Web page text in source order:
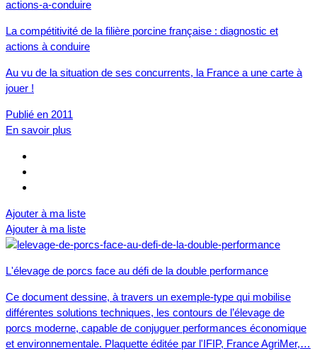
La compétitivité de la filière porcine française : diagnostic et
actions à conduire
Au vu de la situation de ses concurrents, la France a une carte à
jouer !
Publié en 2011
En savoir plus
Ajouter à ma liste
Ajouter à ma liste
L'élevage de porcs face au défi de la double performance
Ce document dessine, à travers un exemple-type qui mobilise
différentes solutions techniques, les contours de l’élevage de
porcs moderne, capable de conjuguer performances économique
et environnementale. Plaquette éditée par l'IFIP, France AgriMer,…